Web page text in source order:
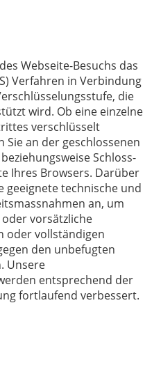
Webseite-Besuchs das
Verfahren in Verbindung
die
wird. Ob eine einzelne
verschlüsselt
an der geschlossenen
Schloss-
Ihres Browsers. Darüber
geeignete technische und
an, um
vorsätzliche
oder vollständigen
den unbefugten
Unsere
entsprechend der
fortlaufend verbessert.